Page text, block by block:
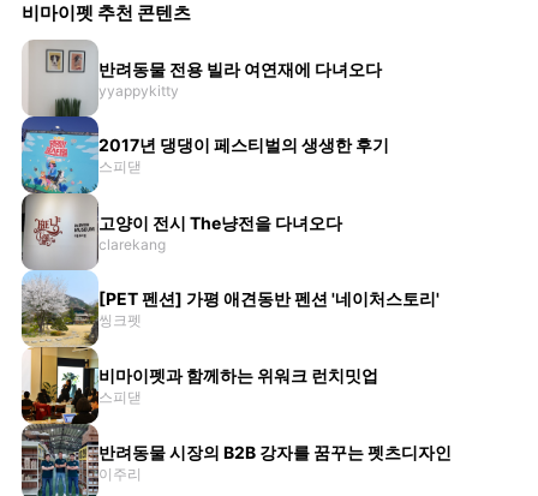
비마이펫 추천 콘텐츠
반려동물 전용 빌라 여연재에 다녀오다
yyappykitty
2017년 댕댕이 페스티벌의 생생한 후기
스피댇
고양이 전시 The냥전을 다녀오다
clarekang
[PET 펜션] 가평 애견동반 펜션 '네이처스토리'
씽크펫
비마이펫과 함께하는 위워크 런치밋업
스피댇
반려동물 시장의 B2B 강자를 꿈꾸는 펫츠디자인
이주리